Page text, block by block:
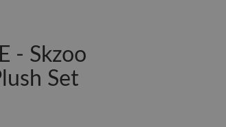
- Skzoo
Set